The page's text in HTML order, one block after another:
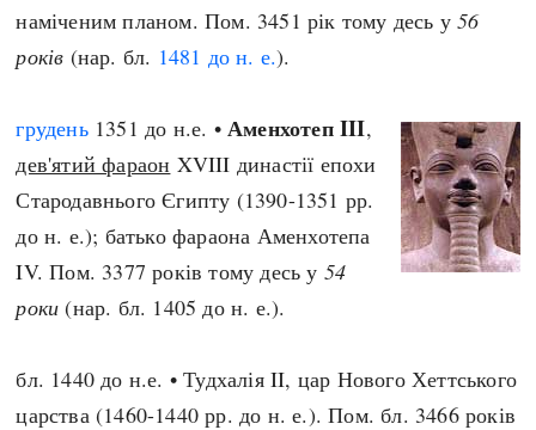
наміченим планом. Пом. 3451 рік тому десь у56
років (нар. бл. 1481 до н. е.).
грудень1351 до н.е. •Аменхотеп III,
дев'ятий фараон XVIII династії епохи
Стародавнього Єгипту (1390-1351 рр.
до н. е.); батько фараона Аменхотепа
IV. Пом. 3377 років тому десь у 54
роки (нар. бл. 1405 до н. е.).
бл. 1440 до н.е. • Тудхалія II, цар Нового Хеттського
царства (1460-1440 рр. до н. е.). Пом. бл. 3466 років